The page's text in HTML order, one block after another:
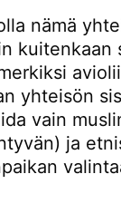
nämä
kuitenkaan
yhteisön
vain
ja